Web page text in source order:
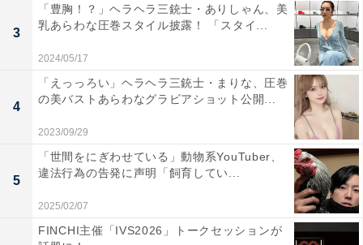
3
「豊胸！？」ヘラヘラ三銃士・ありしゃん、美
乳あらわな圧巻スタイル披露！ 「スタイ...
2024/05/17
4
「えっっろい」ヘラヘラ三銃士・まりな、圧巻
の美バストあらわなグラビアショット公開...
2023/09/29
5
「世間をにぎわせている」動物系YouTuber、
違法行為の告発に声明「飼育してい...
2025/02/07
FINCHI主催「IVS2026」トークセッションが